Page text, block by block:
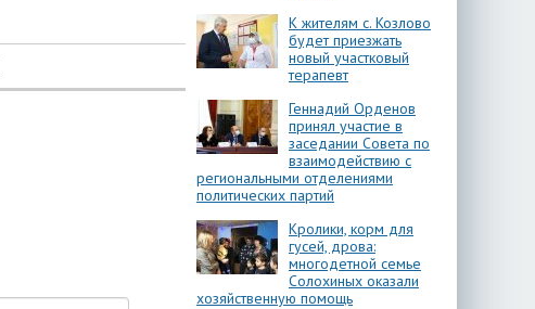
К жителям с. Козлово
будет приезжать
новый участковый
терапевт
Геннадий Орденов
принял участие в
заседании Совета по
взаимодействию с
региональными отделениями
политических партий
Кролики, корм для
гусей, дрова:
многодетной семье
Солохиных оказали
хозяйственную помощь